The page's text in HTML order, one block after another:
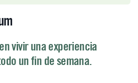
vivir una experiencia
un fin de semana.